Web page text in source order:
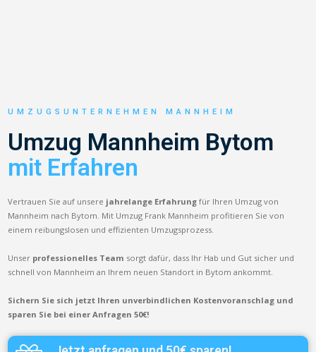
UMZUGSUNTERNEHMEN MANNHEIM
Umzug Mannheim Bytom
mit Erfahren
Vertrauen Sie auf unsere jahrelange Erfahrung für Ihren Umzug von
Mannheim nach Bytom. Mit Umzug Frank Mannheim profitieren Sie von
einem reibungslosen und effizienten Umzugsprozess.
Unser professionelles Team sorgt dafür, dass Ihr Hab und Gut sicher und
schnell von Mannheim an Ihrem neuen Standort in Bytom ankommt.
Sichern Sie sich jetzt Ihren unverbindlichen Kostenvoranschlag und
sparen Sie bei einer Anfragen 50€!